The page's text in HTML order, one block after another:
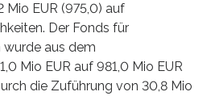
Mio EUR (975,0) auf
Der Fonds für
wurde aus dem
Mio EUR auf 981,0 Mio EUR
die Zuführung von 30,8 Mio